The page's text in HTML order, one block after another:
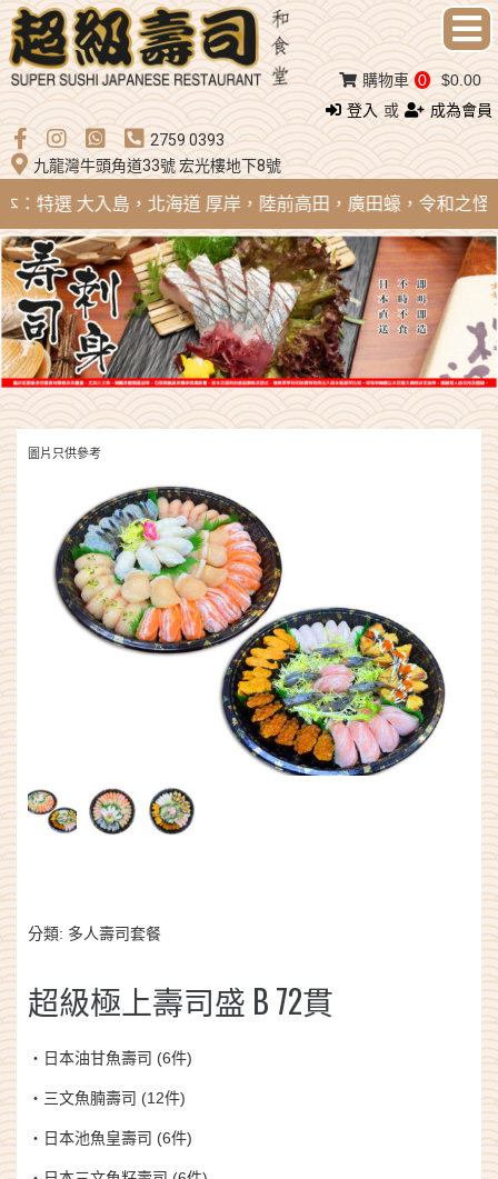
登入 或
成為會員
2759 0393
九龍灣牛頭角道33號 宏光樓地下8號
購物車 0 $0.00
：特選 大入島，北海道 厚岸，陸前高田，廣田蠔，令和之
分類: 多人壽司套餐
超級極上壽司盛 B 72貫
・日本油甘魚壽司 (6件)
・三文魚腩壽司 (12件)
・日本池魚皇壽司 (6件)